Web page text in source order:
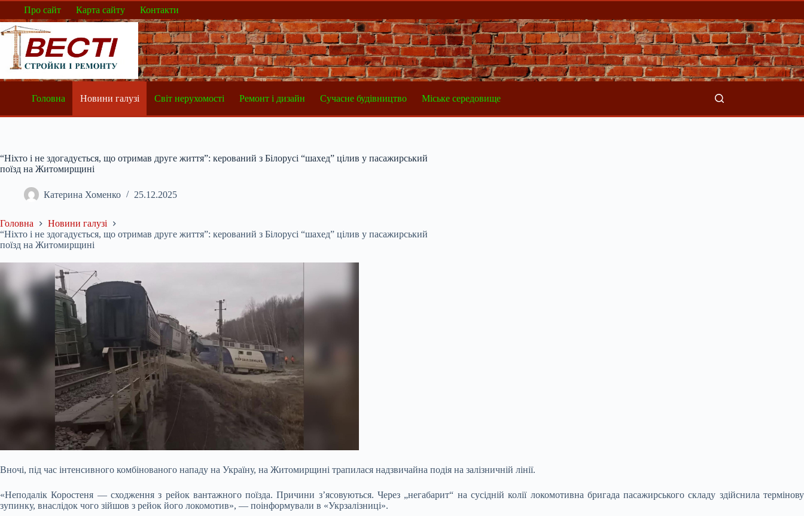
Перейти
вмісту
Про сайт Карта сайту Контакти
Головна Новини галузі Світ нерухомості Ремонт і дизайн Сучасне будівництво Міське середовище
“Ніхто і не здогадується, що отримав друге життя”: керований з Білорусі “шахед” цілив у пасажирський
поїзд на Житомирщині
Катерина Хоменко 25.12.2025
Головна
Новини галузі
“Ніхто і не здогадується, що отримав друге життя”: керований з Білорусі “шахед” цілив у пасажирський
поїзд на Житомирщині
Вночі, під час інтенсивного комбінованого нападу на Україну, на Житомирщині трапилася надзвичайна подія на залізничній лінії.
«Неподалік Коростеня — сходження з рейок вантажного поїзда. Причини з’ясовуються. Через „негабарит“ на сусідній колії локомотивна бригада пасажирського складу здійснила термінову
зупинку, внаслідок чого зійшов з рейок його локомотив», — поінформували в «Укрзалізниці».